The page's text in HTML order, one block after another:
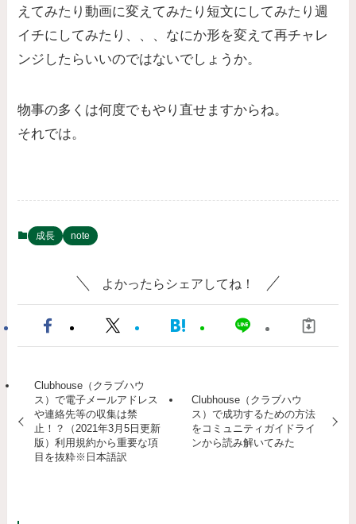
えてみたり動画に変えてみたり短文にしてみたり週
イチにしてみたり、、、なにか形を変えて再チャレ
ンジしたらいいのではないでしょうか。
物事の多くは何度でもやり直せますからね。
それでは。
成長 note
よかったらシェアしてね！
Clubhouse（クラブハウ
ス）で電子メールアドレス
や連絡先等の収集は禁
止！？（2021年3月5日更新
版）利用規約から重要な項
目を抜粋※日本語訳
Clubhouse（クラブハウ
ス）で成功するための方法
をコミュニティガイドライ
ンから読み解いてみた